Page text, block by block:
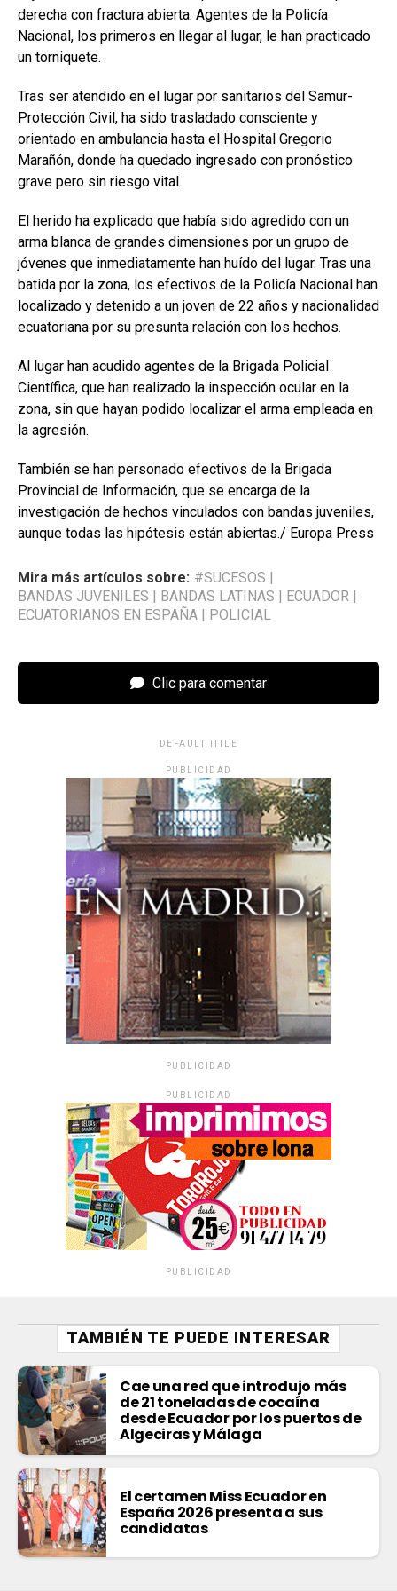
derecha con fractura abierta. Agentes de la Policía
Nacional, los primeros en llegar al lugar, le han practicado
un torniquete.
Tras ser atendido en el lugar por sanitarios del Samur-
Protección Civil, ha sido trasladado consciente y
orientado en ambulancia hasta el Hospital Gregorio
Marañón, donde ha quedado ingresado con pronóstico
grave pero sin riesgo vital.
El herido ha explicado que había sido agredido con un
arma blanca de grandes dimensiones por un grupo de
jóvenes que inmediatamente han huído del lugar. Tras una
batida por la zona, los efectivos de la Policía Nacional han
localizado y detenido a un joven de 22 años y nacionalidad
ecuatoriana por su presunta relación con los hechos.
Al lugar han acudido agentes de la Brigada Policial
Científica, que han realizado la inspección ocular en la
zona, sin que hayan podido localizar el arma empleada en
la agresión.
También se han personado efectivos de la Brigada
Provincial de Información, que se encarga de la
investigación de hechos vinculados con bandas juveniles,
aunque todas las hipótesis están abiertas./ Europa Press
Mira más artículos sobre: #SUCESOS
BANDAS JUVENILES
BANDAS LATINAS ECUADOR
ECUATORIANOS EN ESPAÑA
POLICIAL
Clic para comentar
DEFAULT TITLE
PUBLICIDAD
PUBLICIDAD
PUBLICIDAD
PUBLICIDAD
TAMBIÉN TE PUEDE INTERESAR
Cae una red que introdujo más
de 21 toneladas de cocaína
desde Ecuador por los puertos de
Algeciras y Málaga
El certamen Miss Ecuador en
España 2026 presenta a sus
candidatas